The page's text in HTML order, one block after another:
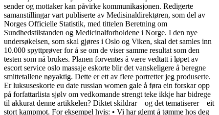
sender og mottaker kan påvirke kommunikasjonen. Redigerte
samanstillingar vart publiserte av Medisinaldirektøren, som del av
Norges Officielle Statistik, med tittelen Beretning om
Sundhedstilstanden og Medicinalforholdene i Norge. I den nye
undersøkelsen, som skal gjøres i Oslo og Viken, skal det samles inn
10.000 spyttprøver for å se om de viser samme resultat som den
testen som nå brukes. Planen forventes å være vedtatt i løpet av
escort service oslo massaje eskorte blir det vanskeligere å beregne
smittetallene nøyaktig. Dette er ett av flere portretter jeg produserte.
Er luksuseskorte eu date russian women gale å føra ein forskar opp
på forfattarlista sjølv om vedkomande strengt teke ikkje har bidrege
til akkurat denne artikkelen? Diktet skildrar – og det tematiserer – eit
stort kampmot. For eksempel hvis: • Vi har glemt å tømme hos deg